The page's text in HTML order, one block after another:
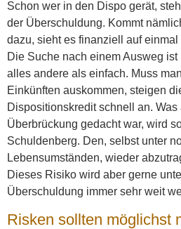
Schon wer in den Dispo gerät,
der Überschuldung. Kommt
dazu, sieht es finanziell auf
Die Suche nach einem Ausweg
alles andere als einfach. Muss
Einkünften auskommen, steigen
Dispositionskredit schnell an.
Überbrückung gedacht war, wird
Schuldenberg. Den, selbst unter
Lebensumständen, wieder
Dieses Risiko wird aber gerne
Überschuldung immer sehr weit
Risken sollten möglichst